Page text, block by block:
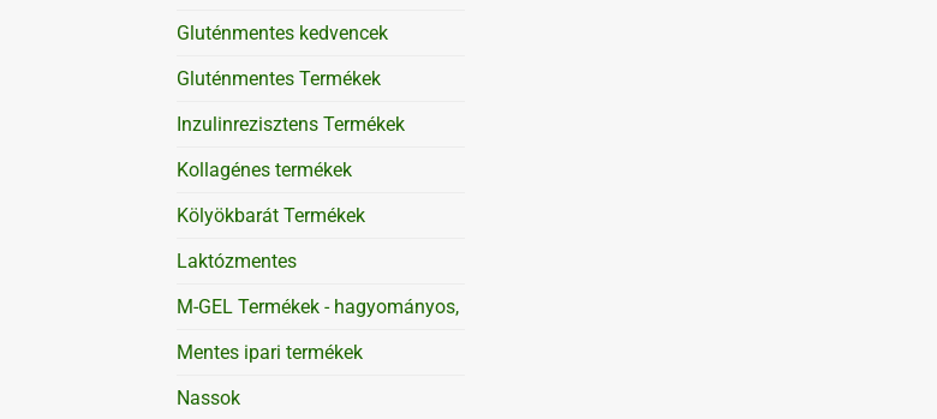
Gluténmentes kedvencek
Gluténmentes Termékek
Inzulinrezisztens Termékek
Kollagénes termékek
Kölyökbarát Termékek
Laktózmentes
M-GEL Termékek - hagyományos,
Mentes ipari termékek
Nassok